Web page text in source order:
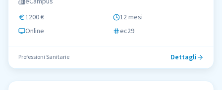
1200 €
12 mesi
Online
ec29
Professioni Sanitarie Dettagli